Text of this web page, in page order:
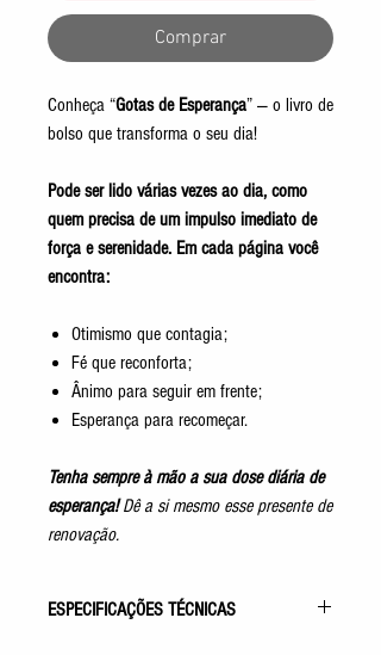
Comprar
Conheça “Gotas de Esperança” — o livro de
bolso que transforma o seu dia!
Pode ser lido várias vezes ao dia, como
quem precisa de um impulso imediato de
força e serenidade. Em cada página você
encontra:
Otimismo que contagia;
Fé que reconforta;
Ânimo para seguir em frente;
Esperança para recomeçar.
Tenha sempre à mão a sua dose diária de
esperança!Dê a si mesmo esse presente de
renovação.
ESPECIFICAÇÕES TÉCNICAS